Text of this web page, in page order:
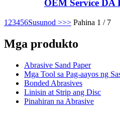
OEM Service DA
1 23456Susunod >>> Pahina 1 / 7
Mga produkto
Abrasive Sand Paper
Mga Tool sa Pag-aayos ng
Bonded Abrasives
Linisin at Strip ang Disc
Pinahiran na Abrasive